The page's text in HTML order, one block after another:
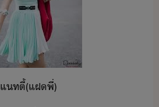
แท​ตี้​(​แฝ​พี่​)